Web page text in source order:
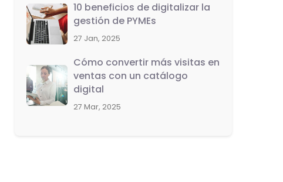
10 beneficios de digitalizar la
gestión de PYMEs
27 Jan, 2025
Cómo convertir más visitas en
ventas con un catálogo
digital
27 Mar, 2025